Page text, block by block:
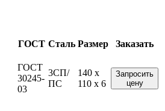
ГОСТ Сталь Размер
Заказать
ГОСТ
30245-
03
3СП/
ПС
140 x
110 x 6
Запросить
цену